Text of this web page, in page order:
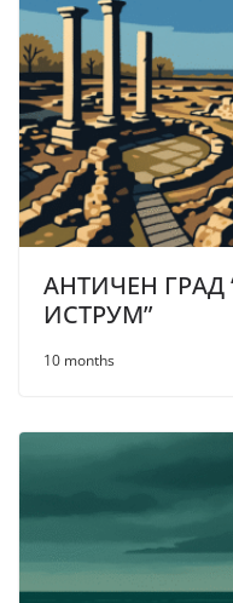
АНТИЧЕН
ИСТРУМ”
10 months